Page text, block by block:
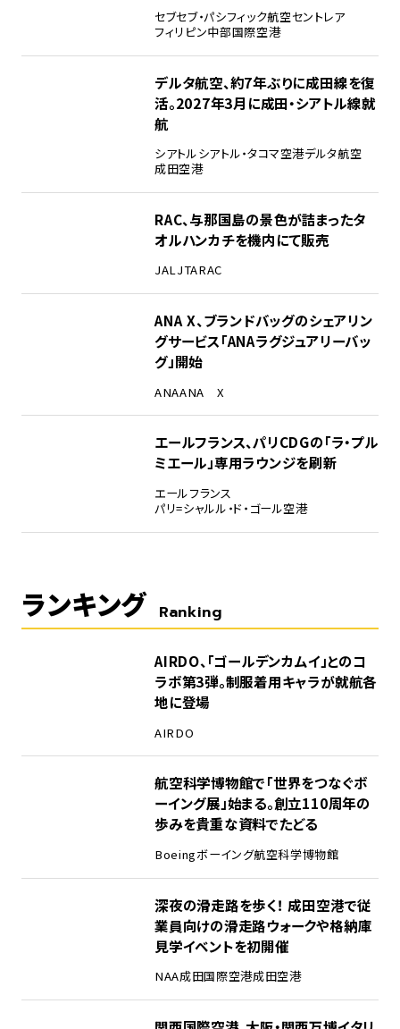
セブセブ・パシフィック航空セントレア
フィリピン中部国際空港
デルタ航空、約7年ぶりに成田線を復
活。2027年3月に成田・シアトル線就
航
シアトルシアトル・タコマ空港デルタ航空
成田空港
RAC、与那国島の景色が詰まったタ
オルハンカチを機内にて販売
JALJTARAC
ANA X、ブランドバッグのシェアリン
グサービス「ANAラグジュアリーバッ
グ」開始
ANAANA X
エールフランス、パリCDGの「ラ・プル
ミエール」専用ラウンジを刷新
エールフランス
パリ=シャルル・ド・ゴール空港
ランキング Ranking
AIRDO、「ゴールデンカムイ」とのコ
ラボ第3弾。制服着用キャラが就航各
地に登場
AIRDO
航空科学博物館で「世界をつなぐボ
ーイング展」始まる。創立110周年の
歩みを貴重な資料でたどる
Boeingボーイング航空科学博物館
深夜の滑走路を歩く！ 成田空港で従
業員向けの滑走路ウォークや格納庫
見学イベントを初開催
NAA成田国際空港成田空港